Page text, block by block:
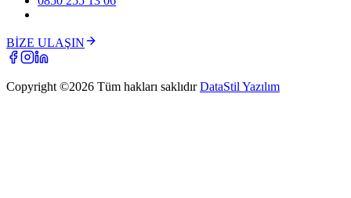
BİZE ULAŞIN
Copyright ©2026 Tüm hakları saklıdır DataStil Yazılım